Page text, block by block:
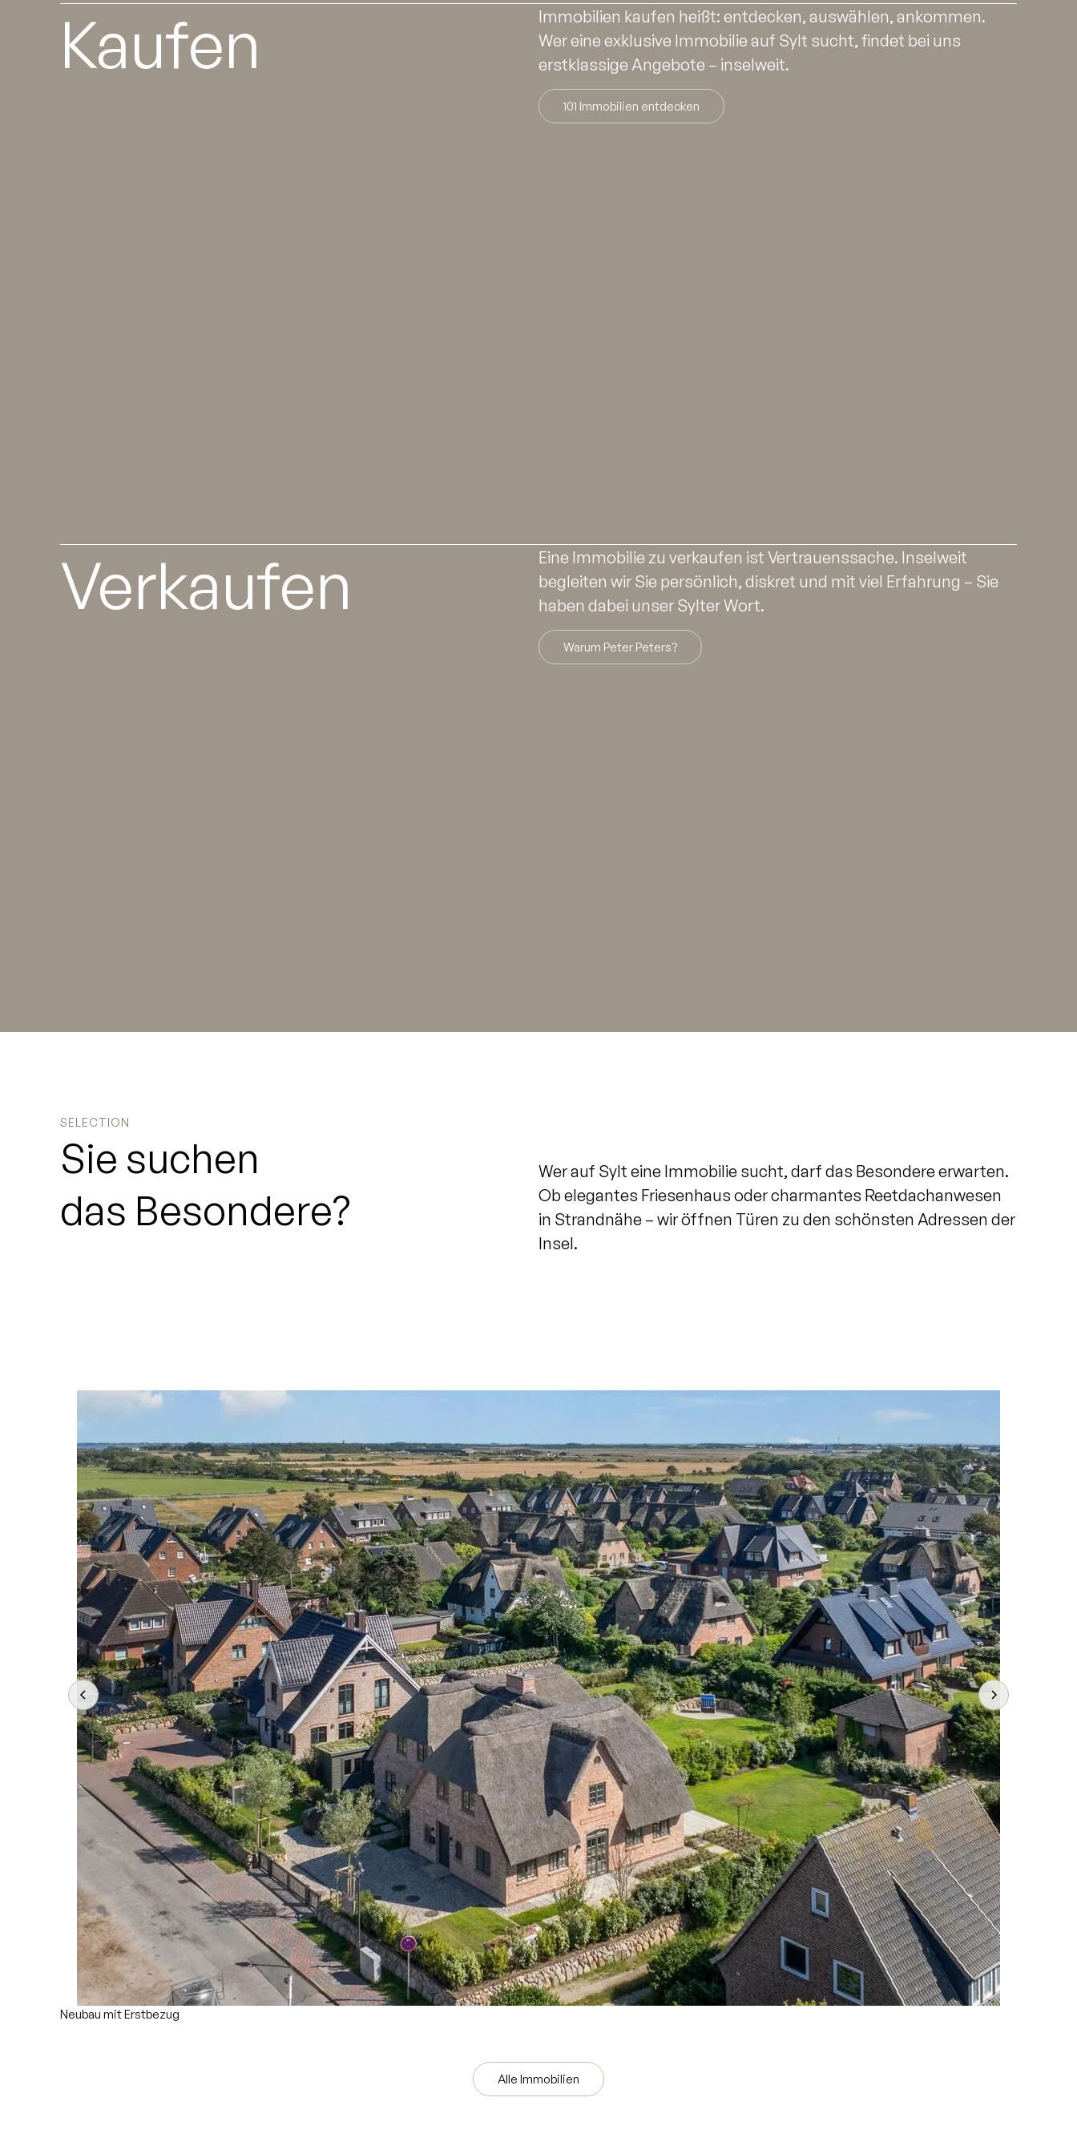
Kaufen
Immobilien kaufen heißt: entdecken, auswählen, ankommen.
Wer eine exklusive Immobilie auf Sylt sucht, findet bei uns
erstklassige Angebote – inselweit.
101 Immobilien entdecken
Verkaufen
Eine Immobilie zu verkaufen ist Vertrauenssache. Inselweit
begleiten wir Sie persönlich, diskret und mit viel Erfahrung – Sie
haben dabei unser Sylter Wort.
Warum Peter Peters?
SELECTION
Sie suchen
das Besondere?
Wer auf Sylt eine Immobilie sucht, darf das Besondere erwarten.
Ob elegantes Friesenhaus oder charmantes Reetdachanwesen
in Strandnähe – wir öffnen Türen zu den schönsten Adressen der
Insel.
Neubau mit Erstbezug
Alle Immobilien